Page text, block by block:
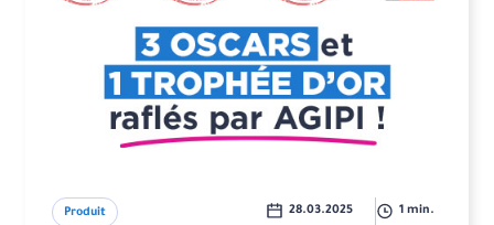
Produit 28.03.2025 1 min.